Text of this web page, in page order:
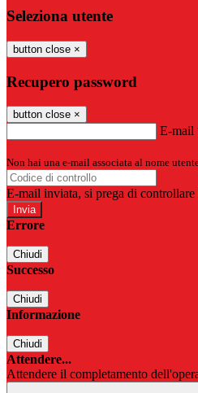
Seleziona utente
button close ×
Recupero password
button close ×
E-mail
Non hai una e-mail associata al nome
E-mail inviata, si prega di controllare
Errore
Chiudi
Successo
Chiudi
Informazione
Chiudi
Attendere...
Attendere il completamento